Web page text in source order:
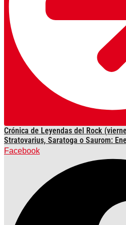
Crónica de Leyendas del Rock
Stratovarius, Saratoga o Saurom:
Facebook